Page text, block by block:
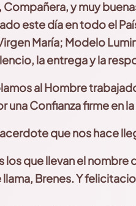
Compañera, y muy
este día en todo el
María; Modelo
la entrega y la
al Hombre
Confianza firme en
que noshace
que llevan elnombre
Brenes.Y